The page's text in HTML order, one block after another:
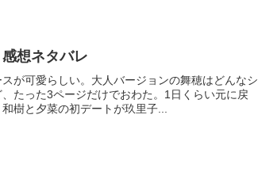
想ネタバレ
が可愛らしい。大人バージョンの舞穂はどんなシ
たった3ページだけでおわた。1日くらい元に戻
樹と夕菜の初デートが玖里子...